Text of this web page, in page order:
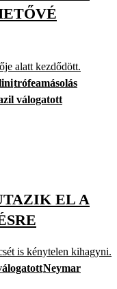
alatt kezdődött.
trófeamásolás
válogatott
EL A
is kénytelen kihagyni.
Neymar